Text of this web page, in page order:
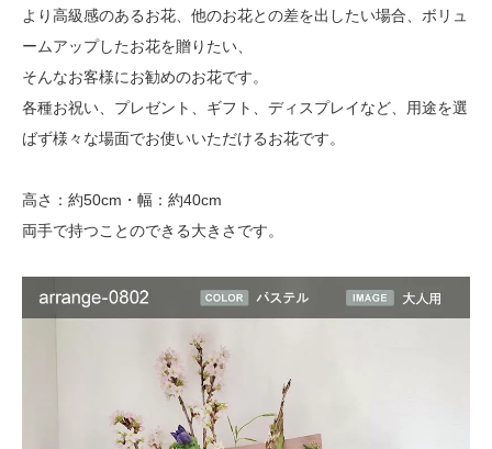
より高級感のあるお花、他のお花との差を出したい場合、ボリュ
ームアップしたお花を贈りたい、
そんなお客様にお勧めのお花です。
各種お祝い、プレゼント、ギフト、ディスプレイなど、用途を選
ばず様々な場面でお使いいただけるお花です。
高さ：約50cm・幅：約40cm
両手で持つことのできる大きさです。